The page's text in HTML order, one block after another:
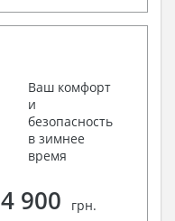
Ваш комфорт
и
безопасность
в зимнее
время
4 900 грн.